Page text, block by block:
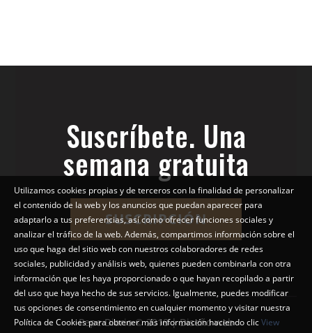
Suscríbete. Una
semana gratuita
SUSCRIPCIÓN
Pepe Diario © 2018 | Diseño web
Utilizamos cookies propias y de terceros con la finalidad de personalizar
el contenido de la web y los anuncios que puedan aparecer para
adaptarlo a tus preferencias, así como ofrecer funciones sociales y
analizar el tráfico de la web. Además, compartimos información sobre el
uso que haga del sitio web con nuestros colaboradores de redes
sociales, publicidad y análisis web, quienes pueden combinarla con otra
información que les haya proporcionado o que hayan recopilado a partir
del uso que haya hecho de sus servicios. Igualmente, puedes modificar
tus opciones de consentimiento en cualquier momento y visitar nuestra
Política de Cookies para obtener más información haciendo clicView